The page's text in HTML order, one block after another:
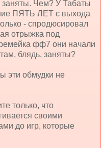
заняты. Чем? У Табаты
ПЯТЬ ЛЕТ с выхода
- спродюсировал
отрыжка под
фф7 они начали
блядь, заняты?
эти обмудки не
только, что
своими
до игр, которые